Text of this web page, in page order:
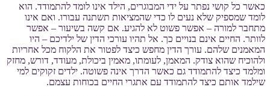
כאשר כל קושי נפתר על ידי המבוגרים, הילד אינו לומד להתמודד. הוא
לומד שמספיק שלא נעים לו כדי שהמציאות תשתנה עבורו. ואם אינו
מתחבר למורה – אפשר פשוט לא להגיע. אם קשה בשיעור – אפשר
לוותר. החיים אינם בנויים כך. אל תהיו עורכי הדין של ילדיכם – היו
המאמנים שלהם. עורך הדין מחפש כיצד לפטור את הלקוח מכל אחריות
ולהוכיח שהוא צודק. המאמן, לעומתו, מאמין ביכולת, מעודד, דורש, מחזק
ומלמד כיצד להתמודד גם כאשר הדרך אינה פשוטה. ילדים זקוקים למי
שילמד אותם כיצד להתמודד עם אתגרי החיים בכוחות עצמם.